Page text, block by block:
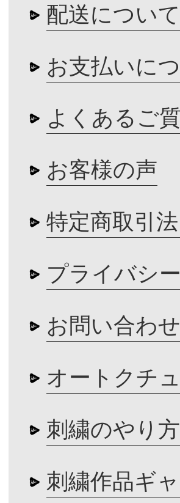
配送について
お支払いに
よくあるご
お客様の声
特定商取引
プライバシ
お問い合わせ
オートクチ
刺繍のやり方
刺繍作品ギ